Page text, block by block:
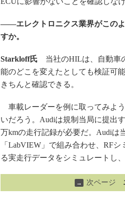
――エレクトロニクス業界がこの
すか。
Starkloff氏 当社のHILは、自動車
能のどこを変えたとしても検証可
きちんと確認できる。
車載レーダーを例に取ってみよ
いだろう。Audiは規制当局に提出
万kmの走行記録が必要だ。Audiは
「LabVIEW」で組み合わせ、RF
る実走行データをシミュレートし
→ 次ページ